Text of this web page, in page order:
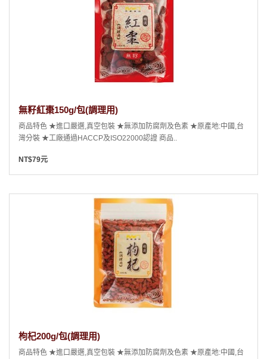
無籽紅棗150g/包(調理用)
商品特色 ★進口嚴選,真空包裝 ★無添加防腐劑及色素 ★原產地:中國,台
灣分裝 ★工廠通過HACCP及ISO22000認證 商品..
NT$79元
枸杞200g/包(調理用)
商品特色 ★進口嚴選,真空包裝 ★無添加防腐劑及色素 ★原產地:中國,台